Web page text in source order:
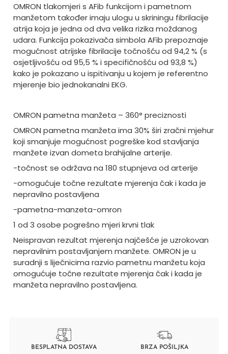
OMRON tlakomjeri s AFib funkcijom i pametnom
manžetom također imaju ulogu u skriningu fibrilacije
atrija koja je jedna od dva velika rizika moždanog
udara. Funkcija pokazivača simbola AFib prepoznaje
mogućnost atrijske fibrilacije točnošću od 94,2 % (s
osjetljivošću od 95,5 % i specifičnošću od 93,8 %)
kako je pokazano u ispitivanju u kojem je referentno
mjerenje bio jednokanalni EKG.
OMRON pametna manžeta – 360° preciznosti
OMRON pametna manžeta ima 30% širi zračni mjehur
koji smanjuje mogućnost pogreške kod stavljanja
manžete izvan dometa brahijalne arterije.
-točnost se održava na 180 stupnjeva od arterije
-omogućuje točne rezultate mjerenja čak i kada je
nepravilno postavljena
-pametna-manzeta-omron
1 od 3 osobe pogrešno mjeri krvni tlak
Neispravan rezultat mjerenja najčešće je uzrokovan
nepravilnim postavljanjem manžete. OMRON je u
suradnji s liječnicima razvio pametnu manžetu koja
omogućuje točne rezultate mjerenja čak i kada je
manžeta nepravilno postavljena.
BESPLATNA DOSTAVA BRZA POŠILJKA